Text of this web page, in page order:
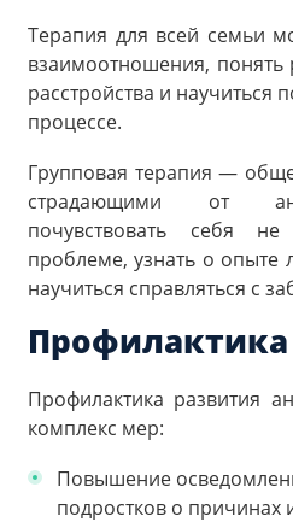
Терапия для всей семьи
взаимоотношения, понять
расстройства и научиться
процессе.
Групповая терапия —
страдающими от
почувствовать себя
проблеме, узнать о опыте
научиться справляться с
Профилактика
Профилактика развития
комплекс мер:
Повышение
подростков о причинах